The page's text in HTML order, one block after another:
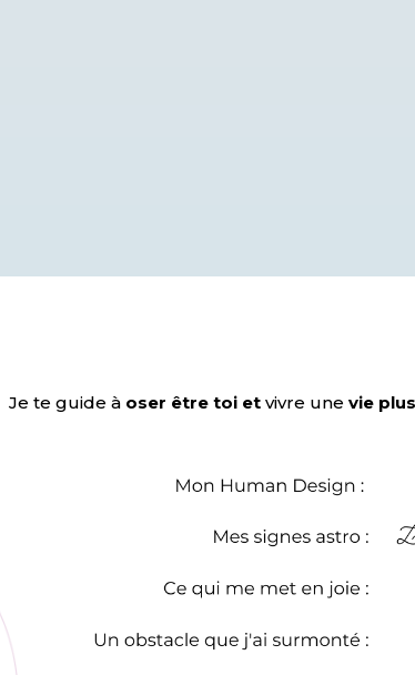
Je te guide à oser être toi et vivre une vie